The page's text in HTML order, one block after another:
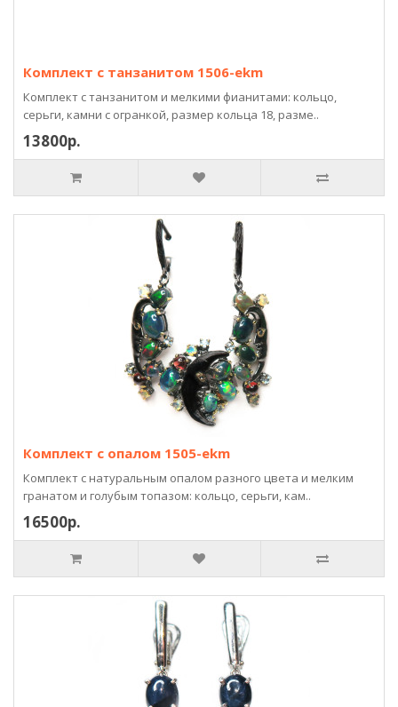
Комплект с танзанитом 1506-ekm
Комплект с танзанитом и мелкими фианитами: кольцо,
серьги, камни с огранкой, размер кольца 18, разме..
13800р.
Комплект с опалом 1505-ekm
Комплект с натуральным опалом разного цвета и мелким
гранатом и голубым топазом: кольцо, серьги, кам..
16500р.